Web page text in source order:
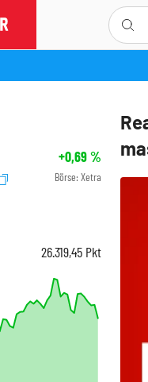
+0,69%
Börse: Xetra
26.319,45 Pkt